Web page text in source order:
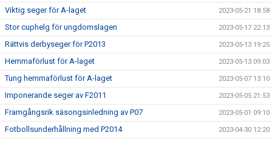
Viktig seger för A-laget 2023-05-21 18:58
Stor cuphelg för ungdomslagen 2023-05-17 22:13
Rättvis derbyseger för P2013 2023-05-13 19:25
Hemmaförlust för A-laget 2023-05-13 09:03
Tung hemmaförlust för A-laget 2023-05-07 13:10
Imponerande seger av F2011 2023-05-05 21:53
Framgångsrik säsongsinledning av P07 2023-05-01 09:10
Fotbollsunderhållning med P2014 2023-04-30 12:20